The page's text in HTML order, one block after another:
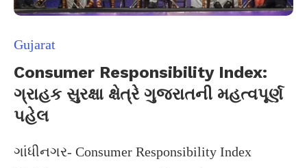
Gujarat
Consumer Responsibility Index:
ગ્રાહક સુરક્ષા ક્ષેત્રે ગુજરાતની મહત્વપૂર્ણ
પહેલ
ગાંધીનગર- Consumer Responsibility Index